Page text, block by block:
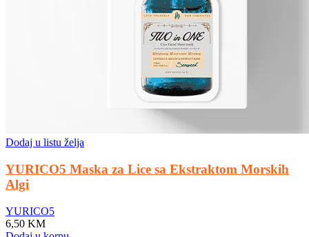
Dodaj u listu želja
YURICO5 Maska za Lice sa Ekstraktom Morskih
Algi
YURICO5
6,50 KM